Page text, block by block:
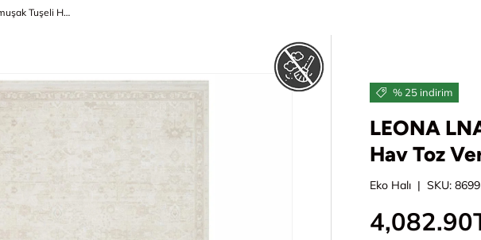
LEONA LNA 05 CREAM Yumuşak Tuşeli Hav Toz Vermez Modern Makine Halısı
% 25 indirim
LEONA
Hav Toz
Eko Halı |SKU:
İndirimli